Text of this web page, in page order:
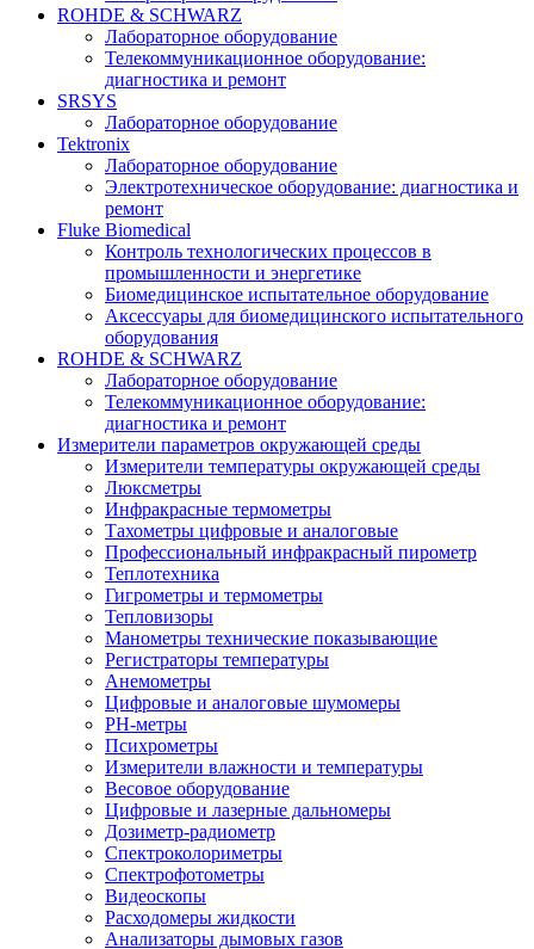
ROHDE & SCHWARZ
Лабораторное оборудование
Телекоммуникационное оборудование:
диагностика и ремонт
SRSYS
Лабораторное оборудование
Tektronix
Лабораторное оборудование
Электротехническое оборудование: диагностика и
ремонт
Fluke Biomedical
Контроль технологических процессов в
промышленности и энергетике
Биомедицинское испытательное оборудование
Аксессуары для биомедицинского испытательного
оборудования
ROHDE & SCHWARZ
Лабораторное оборудование
Телекоммуникационное оборудование:
диагностика и ремонт
Измерители параметров окружающей среды
Измерители температуры окружающей среды
Люксметры
Инфракрасные термометры
Тахометры цифровые и аналоговые
Профессиональный инфракрасный пирометр
Теплотехника
Гигрометры и термометры
Тепловизоры
Манометры технические показывающие
Регистраторы температуры
Анемометры
Цифровые и аналоговые шумомеры
PH-метры
Психрометры
Измерители влажности и температуры
Весовое оборудование
Цифровые и лазерные дальномеры
Дозиметр-радиометр
Спектроколориметры
Спектрофотометры
Видеоскопы
Расходомеры жидкости
Анализаторы дымовых газов